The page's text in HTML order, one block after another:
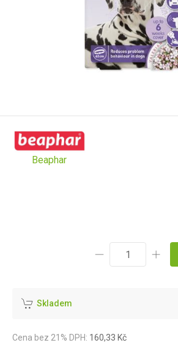
Beaphar
Skladem
Cena bez 21% DPH: 160,33 Kč